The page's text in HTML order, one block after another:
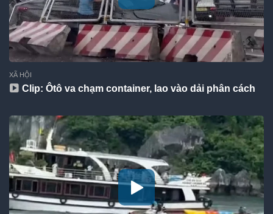
XÃ HỘI
Clip: Ôtô va chạm container, lao vào dải phân cách